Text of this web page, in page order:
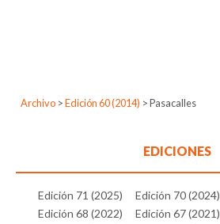
Archivo > Edición 60 (2014) >Pasacalles
EDICIONES
Edición 71 (2025) Edición 70 (2024)
Edición 68 (2022)
Edición 67 (2021)